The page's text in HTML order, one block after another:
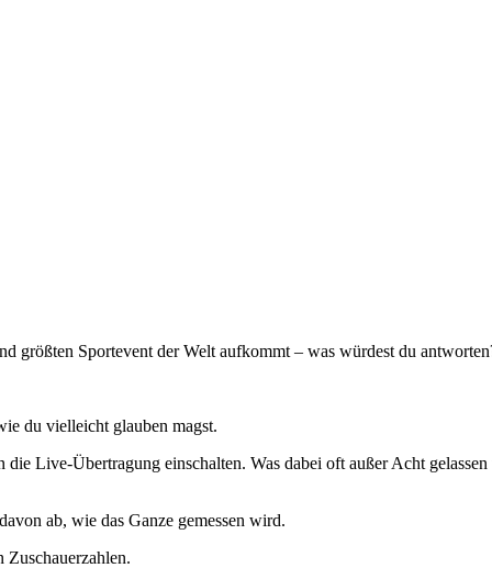
größten Sportevent der Welt aufkommt – was würdest du
du vielleicht glauben magst.
Live-Übertragung einschalten. Was dabei oft außer Acht
ab, wie das Ganze gemessen wird.